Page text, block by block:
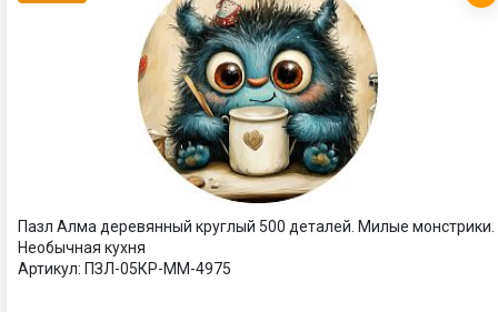
Пазл Алма деревянный круглый 500 деталей. Милые монстрики.
Необычная кухня
Артикул: ПЗЛ-05КР-ММ-4975